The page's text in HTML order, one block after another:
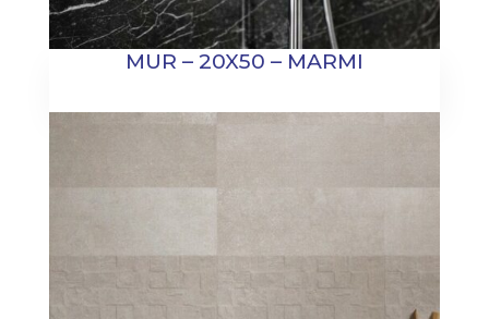
MUR – 20X50 – MARMI